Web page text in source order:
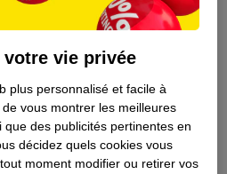
vie privée
plus personnalisé et facile à
vous montrer les meilleures
des publicités pertinentes en
décidez quels cookies vous
moment modifier ou retirer vos